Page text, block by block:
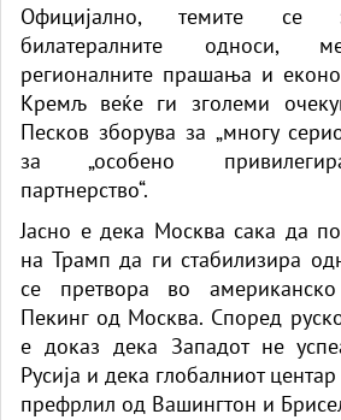
Официјално, темите се
билатералните односи,
регионалните прашања и
Кремљ веќе ги зголеми
Песков зборува за „многу
за „особено
партнерство“.
Јасно е дека Москва сака да
на Трамп да ги стабилизира
се претвора во американско
Пекинг од Москва. Според
е доказ дека Западот не
Русија и дека глобалниот
префрлил од Вашингтон и